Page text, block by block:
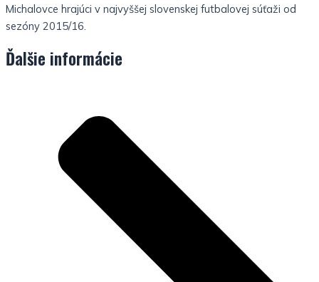
Michalovce hrajúci v najvyššej slovenskej futbalovej súťaži od
sezóny 2015/16.
Ďalšie informácie